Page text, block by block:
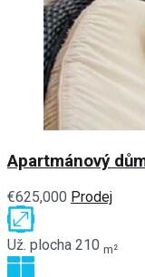
Apartmánový
€625,000 Prodej
Už. plocha 210 m²